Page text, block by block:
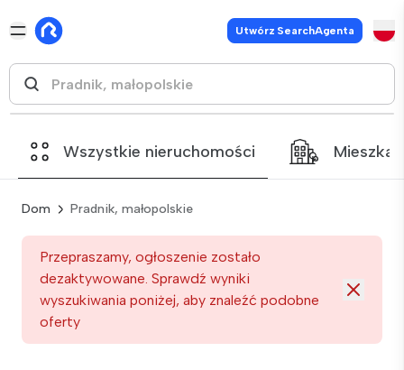
Utwórz SearchAgenta
Wszystkie nieruchomości
Dom Pradnik, małopolskie
Przepraszamy, ogłoszenie zostało
dezaktywowane. Sprawdź wyniki
wyszukiwania poniżej, aby znaleźć podobne
oferty